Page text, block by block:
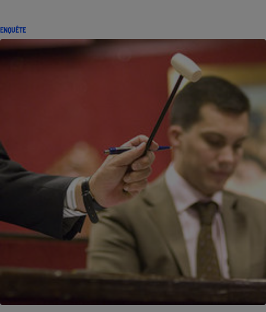
ENQUÊTE